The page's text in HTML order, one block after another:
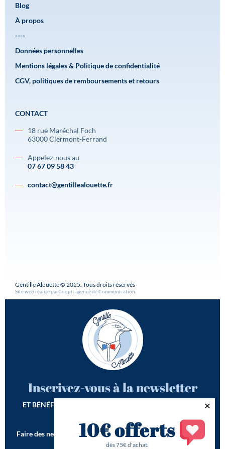
Blog
À propos
----
Données personnelles
Mentions légales & Politique de confidentialité
CGV, politiques de remboursements et retours
CONTACT
18 rue Maréchal Foch
63000 Clermont-Ferrand
Appelez-nous au
07 67 09 58 43
contact@gentillealouette.fr
Gentille Alouette © 2025. Tous droits réservés
Site web réalisé parCoqpit agence de Communication
Inscrivez-vous à la newsletter
ET BÉNÉFICIEZ DE -10€ SUR VOTRE 1ÈRE COMMANDE*
Faire des newsletters incroyables est notre seconde vocation !
*Offre de bienvenue valable dès 75€ d'achat
10€ offerts
dès 75€ d'achat.